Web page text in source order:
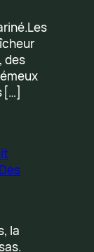
des
[…]
la